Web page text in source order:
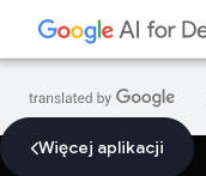
Więcej aplikacji